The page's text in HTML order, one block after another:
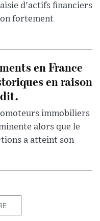
d'actifs financiers
fortement
en France
en raison
immobiliers
alors que le
a atteint son